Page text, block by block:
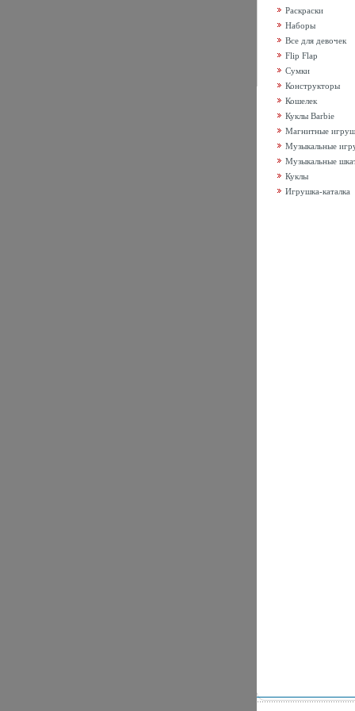
Раскраски
Наборы
Все для девочек
Flip Flap
Сумки
Конструкторы
Кошелек
Куклы Barbie
Магнитные
Музыкальные
Музыкальные
Куклы
Игрушка-каталка